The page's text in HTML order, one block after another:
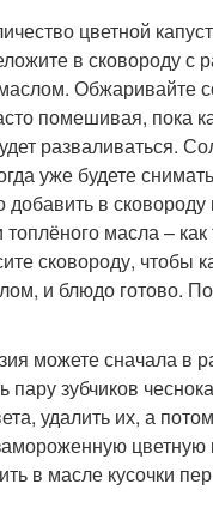
цветной
в сковороду с
Обжаривайте
помешивая, пока
разваливаться.
уже будете
в сковороду
топлёного масла –
сковороду, чтобы
и блюдо готово.
можете сначала в
пару зубчиков
удалить их, а
цветную
в масле кусочки